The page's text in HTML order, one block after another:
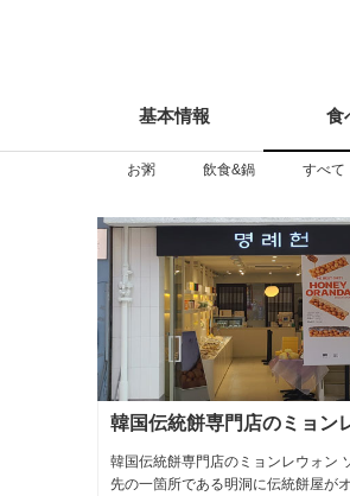
基本情報
information
食
お粥 飲食&鍋 すべて
、ビビンパッㇷ゚、ビビ
パとは ビビン（混ぜ
カンジャンケジャ
カンジャン（醤油） ケ
油に 漬け込む） 味付け